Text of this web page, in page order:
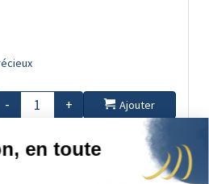
- + Ajouter
Disponible en continuen précommande